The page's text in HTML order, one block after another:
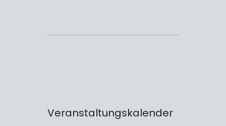
Veranstaltungskalender